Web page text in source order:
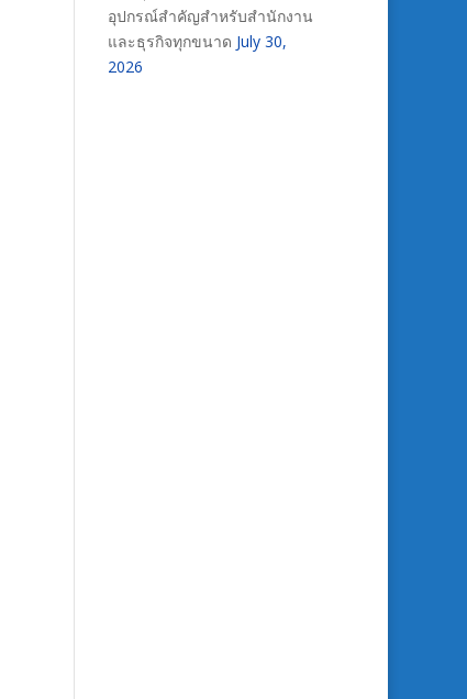
อุปกรณ์สำคัญสำหรับสำนักงาน
และธุรกิจทุกขนาด July 30,
2026